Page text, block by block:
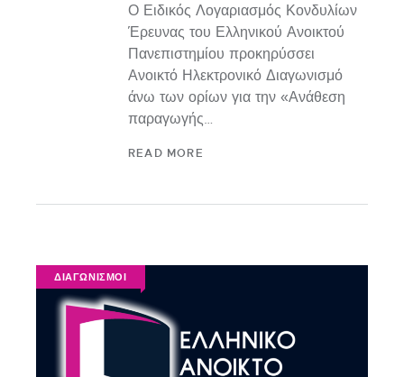
Ο Ειδικός Λογαριασμός Κονδυλίων
Έρευνας του Ελληνικού Ανοικτού
Πανεπιστημίου προκηρύσσει
Ανοικτό Ηλεκτρονικό Διαγωνισμό
άνω των ορίων για την «Ανάθεση
παραγωγής…
READ MORE
ΔΙΑΓΩΝΙΣΜΟΙ